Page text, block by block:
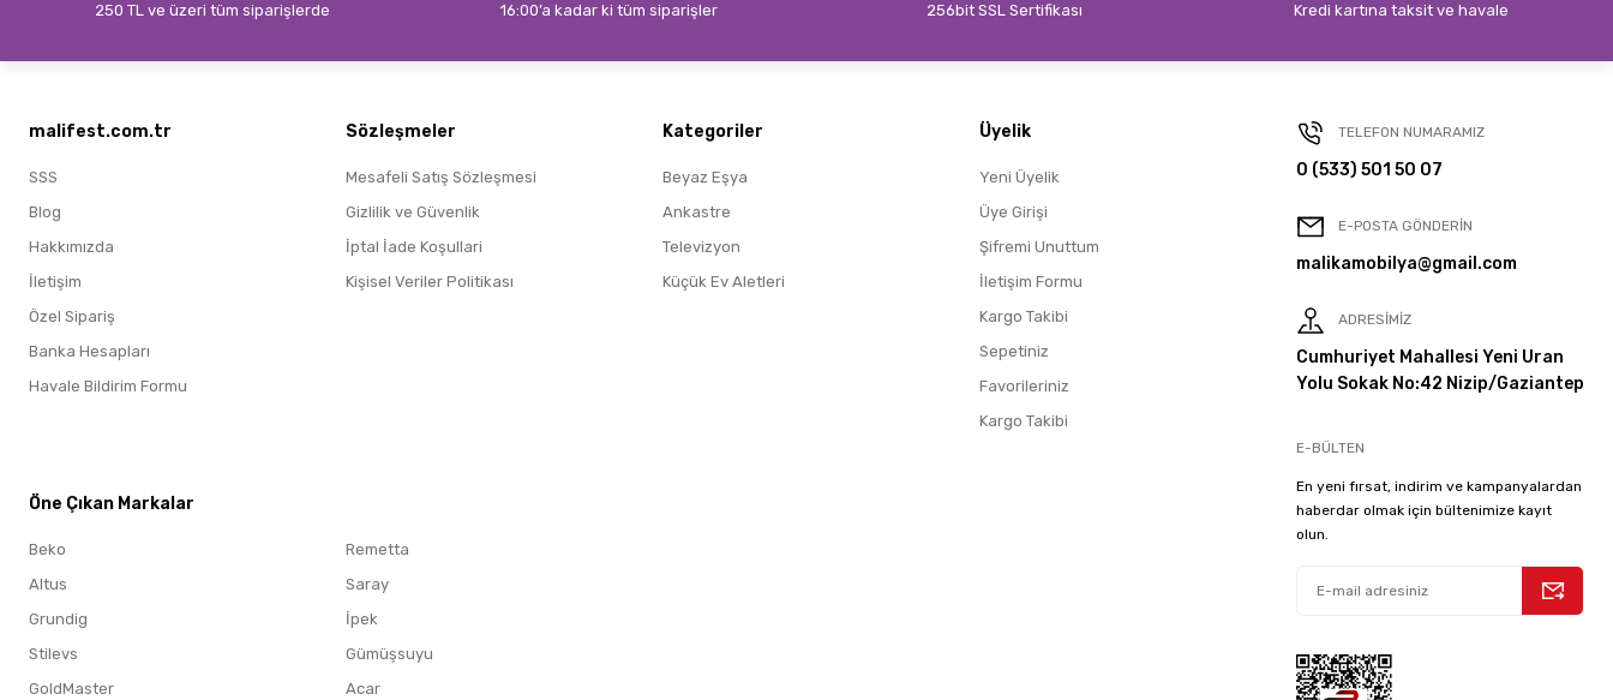
250 TL ve üzeri tüm siparişlerde 16:00’a kadar ki tüm siparişler 256bit SSL Sertifikası Kredi kartına taksit ve havale
malifest.com.tr
SSS
Blog
Hakkımızda
İletişim
Özel Sipariş
Banka Hesapları
Havale Bildirim Formu
Sözleşmeler
Mesafeli Satış Sözleşmesi
Gizlilik ve Güvenlik
İptal İade Koşullari
Kişisel Veriler Politikası
Kategoriler
Beyaz Eşya
Ankastre
Televizyon
Küçük Ev Aletleri
Üyelik
Yeni Üyelik
Üye Girişi
Şifremi Unuttum
İletişim Formu
Kargo Takibi
Sepetiniz
Favorileriniz
Kargo Takibi
Öne Çıkan Markalar
Beko
Altus
Grundig
Stilevs
GoldMaster
Remetta
Saray
İpek
Gümüşsuyu
Acar
TELEFON NUMARAMIZ
0 (533) 501 50 07
E-POSTA GÖNDERİN
malikamobilya@gmail.com
ADRESİMİZ
Cumhuriyet Mahallesi Yeni Uran
Yolu Sokak No:42 Nizip/Gaziantep
E-BÜLTEN
En yeni fırsat, indirim ve kampanyalardan
haberdar olmak için bültenimize kayıt
olun.